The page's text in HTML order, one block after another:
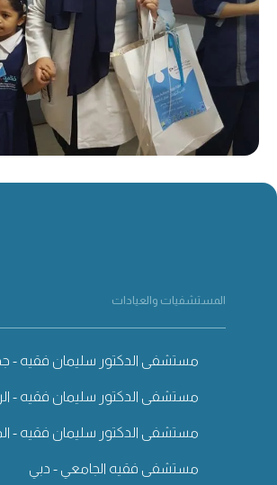
المستشفيات والعيادات
مستشفى الدكتور سليمان فقيه -
مستشفى الدكتور سليمان فقيه -
مستشفى الدكتور سليمان فقيه -
مستشفى فقيه الجامعي - دبي